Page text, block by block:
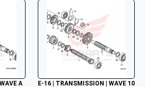
A
E-16 | TRANSMISSION | WAVE 10